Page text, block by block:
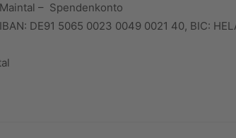
– Spendenkonto
DE91 5065 0023 0049 0021 40, BIC: